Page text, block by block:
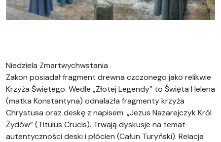
Niedziela Zmartwychwstania
Zakon posiadał fragment drewna czczonego jako relikwie
Krzyża Świętego. Wedle „Złotej Legendy” to Święta Helena
(matka Konstantyna) odnalazła fragmenty krzyża
Chrystusa oraz deskę z napisem: „Jezus Nazarejczyk Król
Żydów” (Titulus Crucis). Trwają dyskusje na temat
autentyczności deski i płócien (Całun Turyński). Relacja